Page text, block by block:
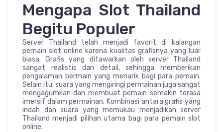
Mengapa Slot Thailand
Begitu Populer
Server Thailand telah menjadi favorit di kalangan
pemain slot online karena kualitas grafisnya yang luar
biasa. Grafis yang ditawarkan oleh server Thailand
sangat realistis dan detail, sehingga memberikan
pengalaman bermain yang menarik bagi para pemain.
Selain itu, suara yang mengiringi permainan juga sangat
mengagumkan dan membuat pemain semakin terasa
imersif dalam permainan. Kombinasi antara grafis yang
indah dan suara yang memukau menjadikan server
Thailand menjadi pilihan utama bagi para pemain slot
online.